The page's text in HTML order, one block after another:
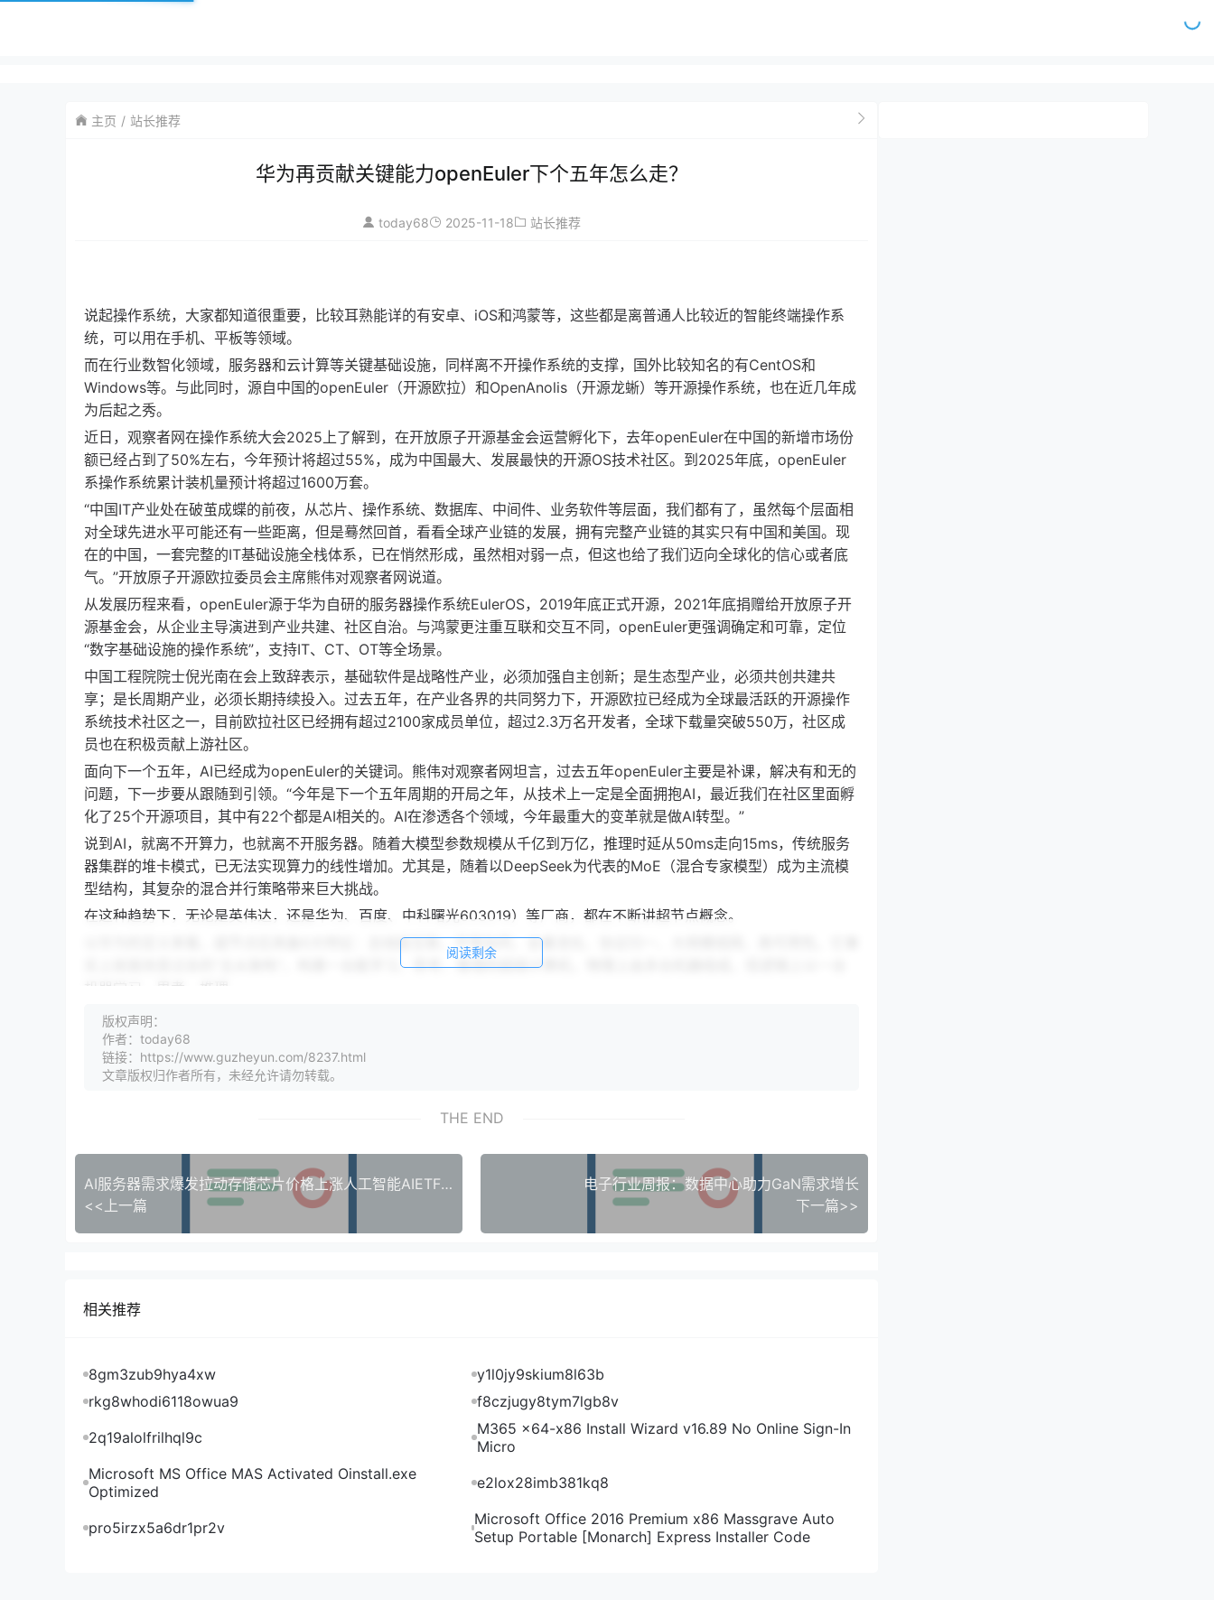
主页 站长推荐
华为再贡献关键能力openEuler下个五年怎么走？
today68 2025-11-18 站长推荐
说起操作系统，大家都知道很重要，比较耳熟能详的有安卓、iOS和鸿蒙等，这些都是离普通人比较近的智能终端操作系
统，可以用在手机、平板等领域。
而在行业数智化领域，服务器和云计算等关键基础设施，同样离不开操作系统的支撑，国外比较知名的有CentOS和
Windows等。与此同时，源自中国的openEuler（开源欧拉）和OpenAnolis（开源龙蜥）等开源操作系统，也在近几年成
为后起之秀。
近日，观察者网在操作系统大会2025上了解到，在开放原子开源基金会运营孵化下，去年openEuler在中国的新增市场份
额已经占到了50%左右，今年预计将超过55%，成为中国最大、发展最快的开源OS技术社区。到2025年底，openEuler
系操作系统累计装机量预计将超过1600万套。
“中国IT产业处在破茧成蝶的前夜，从芯片、操作系统、数据库、中间件、业务软件等层面，我们都有了，虽然每个层面相
对全球先进水平可能还有一些距离，但是蓦然回首，看看全球产业链的发展，拥有完整产业链的其实只有中国和美国。现
在的中国，一套完整的IT基础设施全栈体系，已在悄然形成，虽然相对弱一点，但这也给了我们迈向全球化的信心或者底
气。”开放原子开源欧拉委员会主席熊伟对观察者网说道。
从发展历程来看，openEuler源于华为自研的服务器操作系统EulerOS，2019年底正式开源，2021年底捐赠给开放原子开
源基金会，从企业主导演进到产业共建、社区自治。与鸿蒙更注重互联和交互不同，openEuler更强调确定和可靠，定位
“数字基础设施的操作系统”，支持IT、CT、OT等全场景。
中国工程院院士倪光南在会上致辞表示，基础软件是战略性产业，必须加强自主创新；是生态型产业，必须共创共建共
享；是长周期产业，必须长期持续投入。过去五年，在产业各界的共同努力下，开源欧拉已经成为全球最活跃的开源操作
系统技术社区之一，目前欧拉社区已经拥有超过2100家成员单位，超过2.3万名开发者，全球下载量突破550万，社区成
员也在积极贡献上游社区。
面向下一个五年，AI已经成为openEuler的关键词。熊伟对观察者网坦言，过去五年openEuler主要是补课，解决有和无的
问题，下一步要从跟随到引领。“今年是下一个五年周期的开局之年，从技术上一定是全面拥抱AI，最近我们在社区里面孵
化了25个开源项目，其中有22个都是AI相关的。AI在渗透各个领域，今年最重大的变革就是做AI转型。”
说到AI，就离不开算力，也就离不开服务器。随着大模型参数规模从千亿到万亿，推理时延从50ms走向15ms，传统服务
器集群的堆卡模式，已无法实现算力的线性增加。尤其是，随着以DeepSeek为代表的MoE（混合专家模型）成为主流模
型结构，其复杂的混合并行策略带来巨大挑战。
在这种趋势下，无论是英伟达，还是华为、百度、中科曙光603019）等厂商，都在不断讲超节点概念。
以华为的定义来看，超节点应具备6大特征：总线级互联、平等协同、全量池化、协议归一、大规模组网、高可用性。它事
实上就是改变过去的“主从架构”，构建一台能学习、思考、推理的超级计算机，物理上由多台机器组成，但逻辑上以一台
机器学习、思考、推理。
超节点正在成为AI基础设施建设的新常态，也推动着操作系统的革新。“超节点重构了整个IT软件栈，这个工作量超级巨
大。openEuler去年年底在24.03发布的时候，我们就已经预埋了接口，就是怕超节点上来以后，如果不预埋这些东西，会
对兼容性、API兼容、ABI兼容产生巨大的破坏，所以去年就开始做这些准备，今年在这些接口基础之上，把能力、框架首
先融合进去。”熊伟说道。
这次大会，openEuler社区宣布开启新的5年发展之路，正式发布了全球首个面向超节点的操作系统（openEuler 24.03
华为董事、ICT BG CEO杨超斌在会上致辞表示，华为已经开放灵衢互联协议2.0，支持产业界伙伴打造基于灵衢的超节
点，还将向开源欧拉社区贡献支持超节点的操作系统插件代码，提供“内存统一编址”、“异构算力低时延通信”和“全局资源
池化”等关键能力。
但熊伟也提到，从社区版本到商用厂商发布版本还有一些周期。“企业买超节点有两类，一类是互联网、云厂商等，买完超
的商业合作伙伴联系很紧密，大家基本达成共识，明年会发布商用版本。”他说道。
的唯一标准。我们和全球15个主要的开源基金会形成了很好的战略合作关系。我们出海和全球化，更多要强调合作。如果
社区丢掉了合作的魂，会出现很大的问题。”熊伟对观察者网坦言。
会上，AMD、浪潮云、神州数码000034）新增成为开源欧拉社区捐赠人。这意味着Intel、Arm和AMD三大芯片企业均成
为社区捐赠人。同时，凝思软件、中软国际、Wind River、统信软件、软通动力301236）、超聚变、润和软件
300339）、麒麟软件、麒麟信安等成为社区首批全球化先锋伙伴。
杨超斌在会上表示，华为将与社区协同，推动与Linux Foundation AI&Data、PyTorch等AI领域全球性开源组织深度合
作，深化AI运行时、向量数据库、云化部署等技术专题落地。同时，华为将协同社区数十家OSV、ISV伙伴，面向海外客户
提供openEuler整体解决方案，积极推动开源欧拉全球化进程。
阅读剩余
版权声明：
作者：today68
链接：https://www.guzheyun.com/8237.html
文章版权归作者所有，未经允许请勿转载。
THE END
AI服务器需求爆发拉动存储芯片价格上涨人工智能AIETF（515070）持仓股晶晨股份大涨超7%
<<上一篇
电子行业周报：数据中心助力GaN需求增长
下一篇>>
相关推荐
8gm3zub9hya4xw
y1l0jy9skium8l63b
rkg8whodi6118owua9
f8czjugy8tym7lgb8v
2q19alolfrilhql9c
M365 x64-x86 Install Wizard v16.89 No Online Sign-In
Micro
Microsoft MS Office MAS Activated Oinstall.exe
Optimized
e2lox28imb381kq8
pro5irzx5a6dr1pr2v
Microsoft Office 2016 Premium x86 Massgrave Auto
Setup Portable [Monarch] Express Installer Code